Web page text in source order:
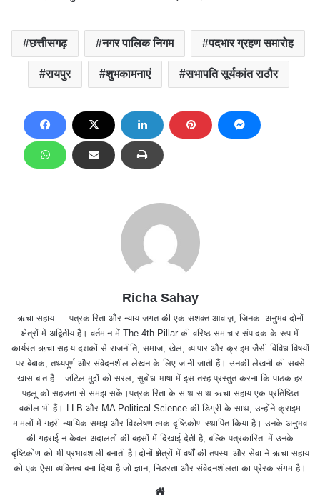
छत्तीसगढ़ नगर पालिक निगम पदभार ग्रहण समारोह
रायपुर शुभकामनाएं सभापति सूर्यकांत राठौर
Richa Sahay
ऋचा सहाय — पत्रकारिता और न्याय जगत की एक सशक्त आवाज़, जिनका अनुभव दोनों
क्षेत्रों में अद्वितीय है। वर्तमान में The 4th Pillar की वरिष्ठ समाचार संपादक के रूप में
कार्यरत ऋचा सहाय दशकों से राजनीति, समाज, खेल, व्यापार और क्राइम जैसी विविध विषयों
पर बेबाक, तथ्यपूर्ण और संवेदनशील लेखन के लिए जानी जाती हैं। उनकी लेखनी की सबसे
खास बात है – जटिल मुद्दों को सरल, सुबोध भाषा में इस तरह प्रस्तुत करना कि पाठक हर
पहलू को सहजता से समझ सकें।पत्रकारिता के साथ-साथ ऋचा सहाय एक प्रतिष्ठित
वकील भी हैं। LLB और MA Political Science की डिग्री के साथ, उन्होंने क्राइम
मामलों में गहरी न्यायिक समझ और विश्लेषणात्मक दृष्टिकोण स्थापित किया है। उनके अनुभव
की गहराई न केवल अदालतों की बहसों में दिखाई देती है, बल्कि पत्रकारिता में उनके
दृष्टिकोण को भी प्रभावशाली बनाती है।दोनों क्षेत्रों में वर्षों की तपस्या और सेवा ने ऋचा सहाय
को एक ऐसा व्यक्तित्व बना दिया है जो ज्ञान, निडरता और संवेदनशीलता का प्रेरक संगम है।